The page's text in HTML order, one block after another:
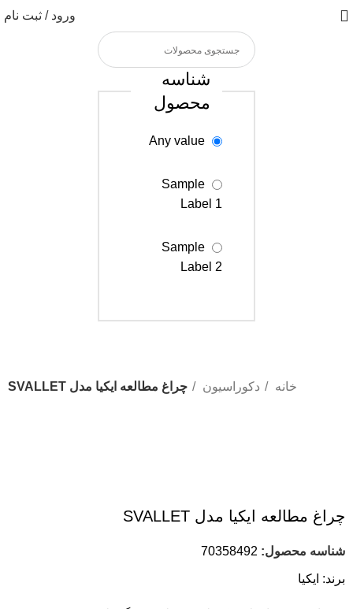
ورود / ثبت نام
شناسه
محصول
Sample
Label 1
Sample
Label 2
خانه دکوراسیون چراغ مطالعه ایکیا مدل SVALLET
چراغ مطالعه ایکیا مدل SVALLET
شناسه محصول: 70358492
برند: ایکیا